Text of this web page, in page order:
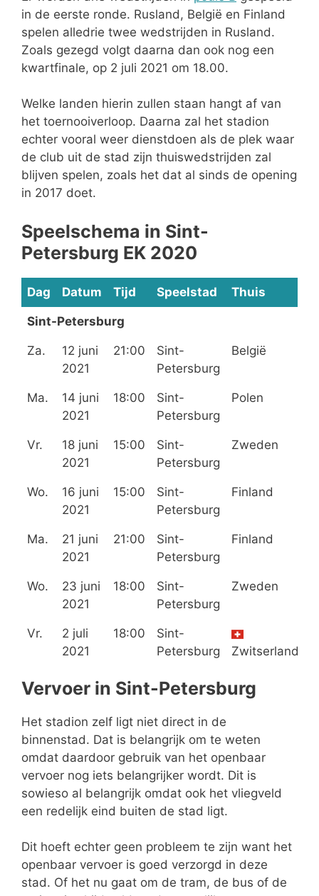
in de eerste ronde. Rusland, België en Finland
spelen alledrie twee wedstrijden in Rusland.
Zoals gezegd volgt daarna dan ook nog een
kwartfinale, op 2 juli 2021 om 18.00.
Welke landen hierin zullen staan hangt af van
het toernooiverloop. Daarna zal het stadion
echter vooral weer dienstdoen als de plek waar
de club uit de stad zijn thuiswedstrijden zal
blijven spelen, zoals het dat al sinds de opening
in 2017 doet.
Speelschema in Sint-
Petersburg EK 2020
Dag Datum Tijd Speelstad Thuis
Sint-Petersburg
Za.
12 juni
2021
21:00
Sint-
Petersburg
België
Ma.
14 juni
2021
18:00
Sint-
Petersburg
Polen
Vr.
18 juni
2021
15:00
Sint-
Petersburg
Zweden
Wo.
16 juni
2021
15:00
Sint-
Petersburg
Finland
Ma.
21 juni
2021
21:00
Sint-
Petersburg
Finland
Wo.
23 juni
2021
18:00
Sint-
Petersburg
Zweden
Vr.
2 juli
2021
18:00
Sint-
Petersburg
Zwitserland
Vervoer in Sint-Petersburg
Het stadion zelf ligt niet direct in de
binnenstad. Dat is belangrijk om te weten
omdat daardoor gebruik van het openbaar
vervoer nog iets belangrijker wordt. Dit is
sowieso al belangrijk omdat ook het vliegveld
een redelijk eind buiten de stad ligt.
Dit hoeft echter geen probleem te zijn want het
openbaar vervoer is goed verzorgd in deze
stad. Of het nu gaat om de tram, de bus of de